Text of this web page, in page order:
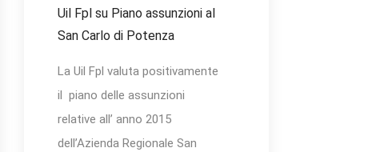
Uil Fpl su Piano assunzioni al
San Carlo di Potenza
La Uil Fpl valuta positivamente
il piano delle assunzioni
relative all’ anno 2015
dell’Azienda Regionale San